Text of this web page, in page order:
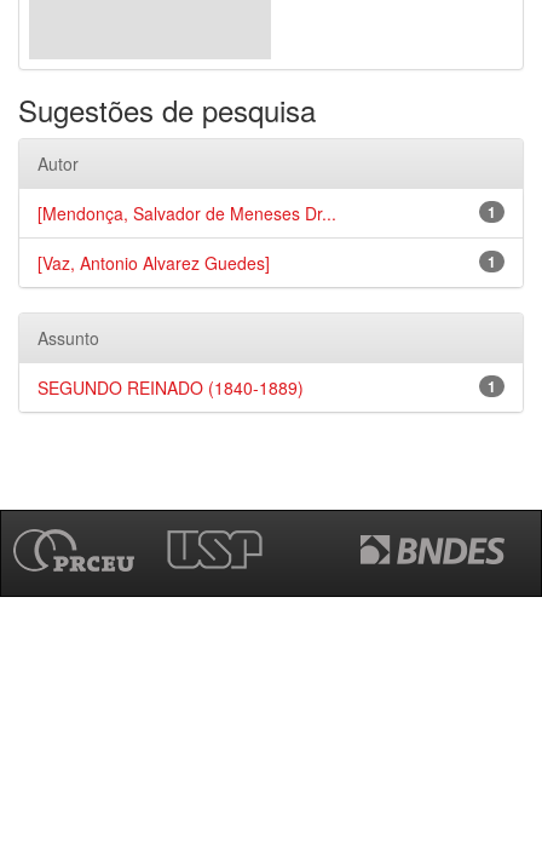
Sugestões de pesquisa
Autor
1
[Mendonça, Salvador de Meneses Dr...
1
[Vaz, Antonio Alvarez Guedes]
Assunto
1
SEGUNDO REINADO (1840-1889)